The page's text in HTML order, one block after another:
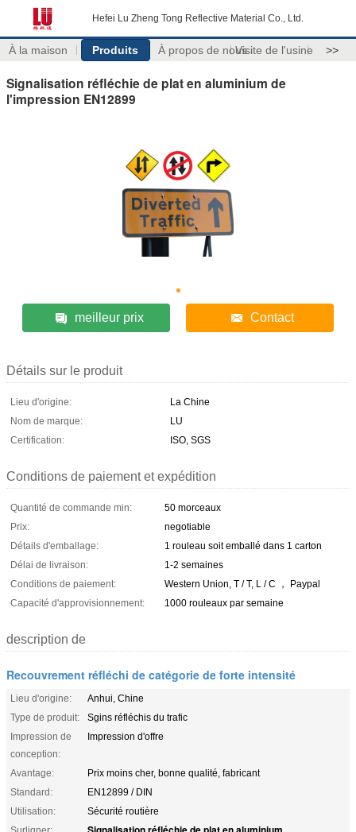
Hefei Lu Zheng Tong Reflective Material Co., Ltd.
À la maison Produits À propos de nousVisite de l'usine >>
Signalisation réfléchie de plat en aluminium de
l'impression EN12899
meilleur prix Contact
Détails sur le produit
Lieu d'origine:
La Chine
Nom de marque:
LU
Certification:
ISO, SGS
Conditions de paiement et expédition
Quantité de commande min:
50 morceaux
Prix:
negotiable
Détails d'emballage:
1 rouleau soit emballé dans 1 carton
Délai de livraison:
1-2 semaines
Conditions de paiement:
Western Union, T / T, L / C ， Paypal
Capacité d'approvisionnement:
1000 rouleaux par semaine
description de
Recouvrement réfléchi de catégorie de forte intensité
Lieu d'origine:
Anhui, Chine
Type de produit:
Sgins réfléchis du trafic
Impression de
conception:
Impression d'offre
Avantage:
Prix ​​moins cher, bonne qualité, fabricant
Standard:
EN12899 / DIN
Utilisation:
Sécurité routière